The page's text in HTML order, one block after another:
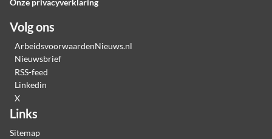
Volg ons
ArbeidsvoorwaardenNieuws.nl
Nieuwsbrief
RSS-feed
Linkedin
X
Links
Sitemap